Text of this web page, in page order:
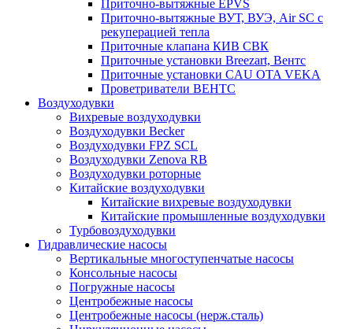
Приточно-вытяжные EPVS
Приточно-вытяжные ВУТ, ВУЭ, Air SC с
рекуперацией тепла
Приточные клапана КИВ СВК
Приточные установки Breezart, Вентс
Приточные установки CAU OTA VEKA
Проветриватели ВЕНТС
Воздуходувки
Вихревые воздуходувки
Воздуходувки Becker
Воздуходувки FPZ SCL
Воздуходувки Zenova RB
Воздуходувки роторные
Китайские воздуходувки
Китайские вихревые воздуходувки
Китайские промышленные воздуходувки
Турбовоздуходувки
Гидравлические насосы
Вертикальные многоступенчатые насосы
Консольные насосы
Погружные насосы
Центробежные насосы
Центробежные насосы (нерж.сталь)